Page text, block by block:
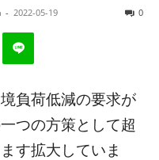
- 2022-05-19 0
負荷低減の要求が
つの方策として超
す拡大していま